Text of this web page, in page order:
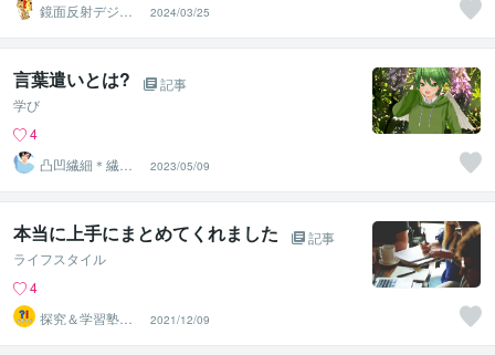
鏡面反射デジタ
ルアート製作所
（鈴木穣）
2024/03/25
言葉遣いとは?
記事
学び
4
凸凹繊細＊繊細
親子発達親子の
お話相手
2023/05/09
本当に上手にまとめてくれました
記事
ライフスタイル
4
探究＆学習塾｜
なぜラボ
2021/12/09